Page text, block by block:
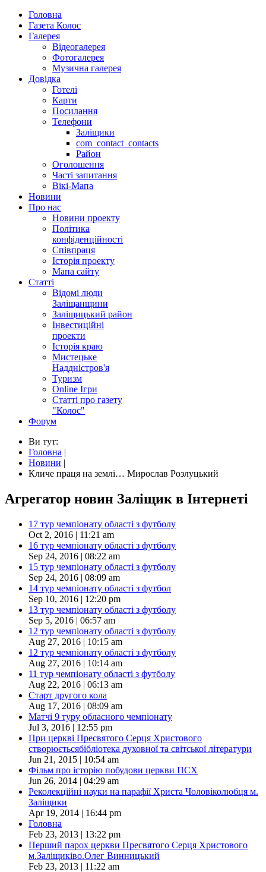
Головна
Газета Колос
Галерея
Відеогалерея
Фотогалерея
Музична галерея
Довідка
Готелі
Карти
Посилання
Телефони
Заліщики
com_contact_contacts
Район
Оголошення
Часті запитання
Вікі-Мапа
Новини
Про нас
Новини проекту
Політика
конфіденційності
Співпраця
Історія проекту
Мапа сайту
Статті
Відомі люди
Заліщанщини
Заліщицький район
Інвестиційні
проекти
Історія краю
Мистецьке
Наддністров'я
Туризм
Online Ігри
Статті про газету
"Колос"
Форум
Ви тут:
Головна |
Новини |
Кличе праця на землі… Мирослав Розлуцький
Агрегатор новин Заліщик в Інтернеті
17 тур чемпіонату області з футболу
Oct 2, 2016 | 11:21 am
16 тур чемпіонату області з футболу
Sep 24, 2016 | 08:22 am
15 тур чемпіонату області з футболу
Sep 24, 2016 | 08:09 am
14 тур чемпіонату області з футбол
Sep 10, 2016 | 12:20 pm
13 тур чемпіонату області з футболу
Sep 5, 2016 | 06:57 am
12 тур чемпіонату області з футболу
Aug 27, 2016 | 10:15 am
12 тур чемпіонату області з футболу
Aug 27, 2016 | 10:14 am
11 тур чемпіонату області з футболу
Aug 22, 2016 | 06:13 am
Старт другого кола
Aug 17, 2016 | 08:09 am
Матчі 9 туру обласного чемпіонату
Jul 3, 2016 | 12:55 pm
При церкві Пресвятого Серця Христового
створюєтьсябібліотека духовної та світської літератури
Jun 21, 2015 | 10:54 am
Фільм про історію побудови церкви ПСХ
Jun 26, 2014 | 04:29 am
Реколекційні науки на парафії Христа Чоловіколюбця м.
Заліщики
Apr 19, 2014 | 16:44 pm
Головна
Feb 23, 2013 | 13:22 pm
Перший парох церкви Пресвятого Серця Христового
м.Заліщиківо.Олег Винницький
Feb 23, 2013 | 11:22 am